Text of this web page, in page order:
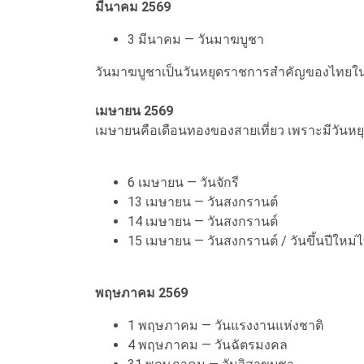
มีนาคม 2569
3 มีนาคม — วันมาฆบูชา
วันมาฆบูชาเป็นวันหยุดราชการสำคัญของไทยใ
เมษายน 2569
เมษายนคือเดือนทองของสายเที่ยว เพราะมีวันห
6 เมษายน — วันจักรี
13 เมษายน — วันสงกรานต์
14 เมษายน — วันสงกรานต์
15 เมษายน — วันสงกรานต์ / วันขึ้นปีใหม่
พฤษภาคม 2569
1 พฤษภาคม — วันแรงงานแห่งชาติ
4 พฤษภาคม — วันฉัตรมงคล